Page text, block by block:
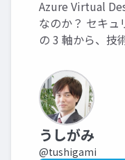
Azure Virtual
なのか？ セキュ
の 3 軸から、技
うしがみ
@tushigami